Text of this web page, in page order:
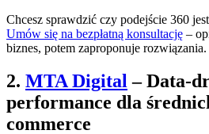
Chcesz sprawdzić czy podejście 360
Umów się na bezpłatną konsultację –
biznes, potem zaproponuje rozwiązania.
2. MTA Digital– Data-
performance dla
commerce